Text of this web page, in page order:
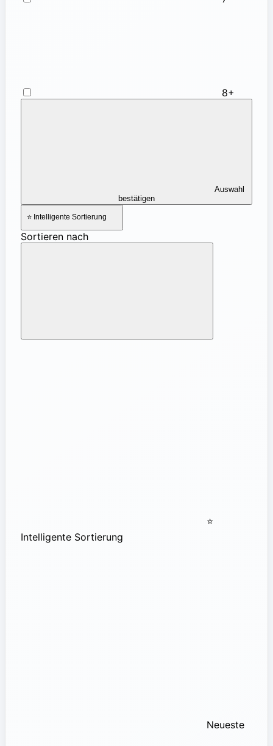
8+
bestätigen
⭐ Intelligente Sortierung
Sortieren nach
⭐
Intelligente Sortierung
Neueste